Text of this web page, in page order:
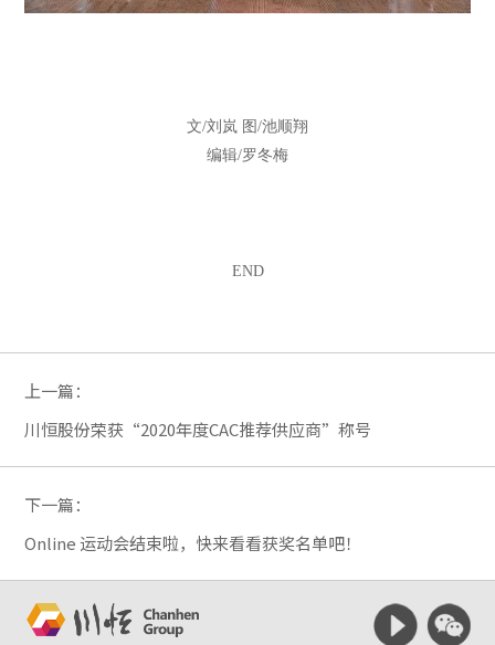
文/刘岚 图/池顺翔
编辑/罗冬梅
END
上一篇：
川恒股份荣获“2020年度CAC推荐供应商”称号
下一篇：
Online 运动会结束啦，快来看看获奖名单吧！